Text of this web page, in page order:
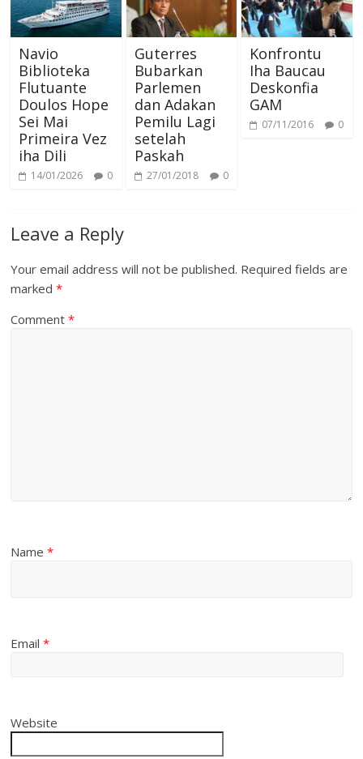
Navio
Biblioteka
Flutuante
Doulos Hope
Sei Mai
Primeira Vez
iha Dili
14/01/2026 0
Guterres
Bubarkan
Parlemen
dan Adakan
Pemilu Lagi
setelah
Paskah
27/01/2018 0
Konfrontu
Iha Baucau
Deskonfia
GAM
07/11/2016 0
Leave a Reply
Your email address will not be published. Required fields are
marked*
Comment*
Name*
Email*
Website